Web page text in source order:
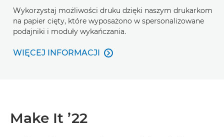
Wykorzystaj możliwości druku dzięki naszym drukarkom
na papier cięty, które wyposażono w spersonalizowane
podajniki i moduły wykańczania.
WIĘCEJ INFORMACJI
WIĘCEJ INFORMACJI

Make It ’22